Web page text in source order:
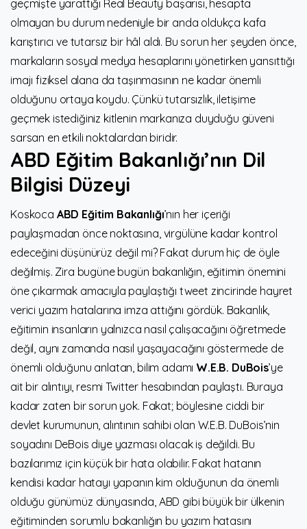
geçmişte yarattığı Real Beauty başarısı, hesapta
olmayan bu durum nedeniyle bir anda oldukça kafa
karıştırıcı ve tutarsız bir hâl aldı. Bu sorun her şeyden önce,
markaların sosyal medya hesaplarını yönetirken yansıttığı
imajı fiziksel alana da taşınmasının ne kadar önemli
olduğunu ortaya koydu. Çünkü tutarsızlık, iletişime
geçmek istediğiniz kitlenin markanıza duyduğu güveni
sarsan en etkili noktalardan biridir.
ABD Eğitim Bakanlığı’nın Dil
Bilgisi Düzeyi
Koskoca ABD Eğitim Bakanlığı’nın her içeriği
paylaşmadan önce noktasına, virgülüne kadar kontrol
edeceğini düşünürüz değil mi? Fakat durum hiç de öyle
değilmiş. Zira bugüne bugün bakanlığın, eğitimin önemini
öne çıkarmak amacıyla paylaştığı tweet zincirinde hayret
verici yazım hatalarına imza attığını gördük. Bakanlık,
eğitimin insanların yalnızca nasıl çalışacağını öğretmede
değil, aynı zamanda nasıl yaşayacağını göstermede de
önemli olduğunu anlatan, bilim adamı W.E.B. DuBois’ye
ait bir alıntıyı, resmi Twitter hesabından paylaştı. Buraya
kadar zaten bir sorun yok. Fakat; böylesine ciddi bir
devlet kurumunun, alıntının sahibi olan W.E.B. DuBois’nin
soyadını DeBois diye yazması olacak iş değildi. Bu
bazılarımız için küçük bir hata olabilir. Fakat hatanın
kendisi kadar hatayı yapanın kim olduğunun da önemli
olduğu günümüz dünyasında, ABD gibi büyük bir ülkenin
eğitiminden sorumlu bakanlığın bu yazım hatasını